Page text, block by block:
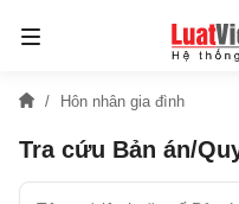
Hôn nhân gia đình
Tra cứu Bản án/